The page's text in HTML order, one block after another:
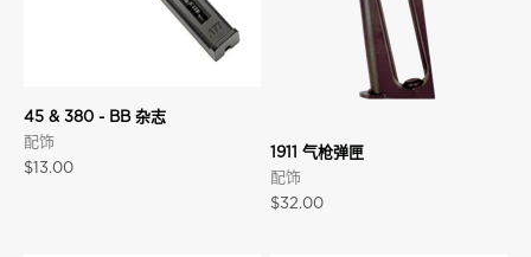
45 & 380 - BB 杂志
配饰
促销价格
$13.00
1911 气枪弹匣
配饰
促销价格
$32.00